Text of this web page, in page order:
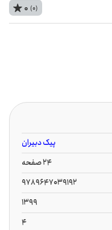
0 (0)
پیک دبیران
24 صفحه
9789647039192
1399
4